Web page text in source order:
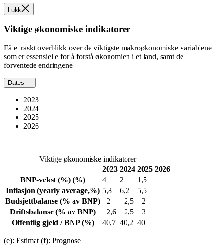
Lukk
Viktige økonomiske indikatorer
Få et raskt overblikk over de viktigste makroøkonomiske variablene
som er essensielle for å forstå økonomien i et land, samt de
forventede endringene
Dates
2023
2024
2025
2026
Viktige økonomiske indikatorer
2023 2024 2025 2026
BNP-vekst (%) (%) 4 2
1,5
Inflasjon (yearly average,%) 5,8 6,2
5,5
Budsjettbalanse (% av BNP) −2 −2,5 −2
Driftsbalanse (% av BNP) −2,6 −2,5 −3
Offentlig gjeld / BNP(%) 40,7 40,2 40
(e): Estimat (f): Prognose